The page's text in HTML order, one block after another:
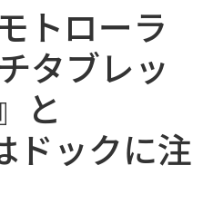
トローラ
タブレッ
と
ドックに注